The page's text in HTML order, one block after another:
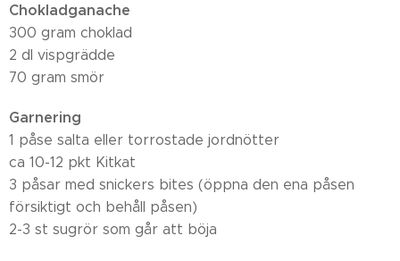
Chokladganache
300 gram choklad
2 dl vispgrädde
70 gram smör
Garnering
1 påse salta eller torrostade jordnötter
ca 10-12 pkt Kitkat
3 påsar med snickers bites (öppna den ena påsen
försiktigt och behåll påsen)
2-3 st sugrör som går att böja